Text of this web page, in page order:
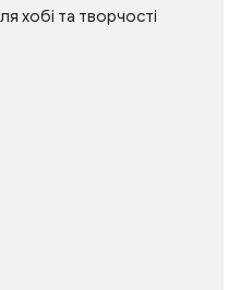
хобі та творчості